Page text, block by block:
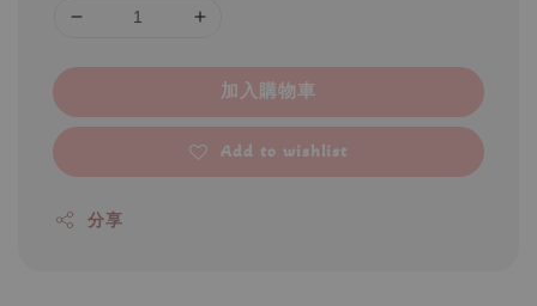
加入購物車
Add to wishlist
分享